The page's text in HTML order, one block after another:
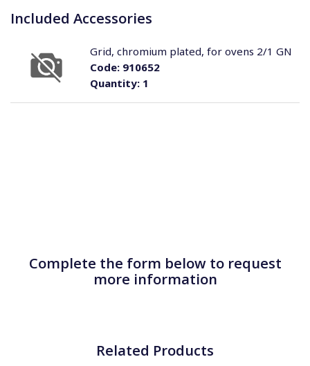
Included Accessories
Quantity:1
Code:910652
Grid, chromium plated, for ovens 2/1 GN
Complete the form below to request
more information
Related Products